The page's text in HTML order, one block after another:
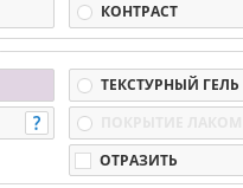
КОНТРАСТ
ТЕКСТУРНЫЙ ГЕЛЬ
ОТРАЗИТЬ